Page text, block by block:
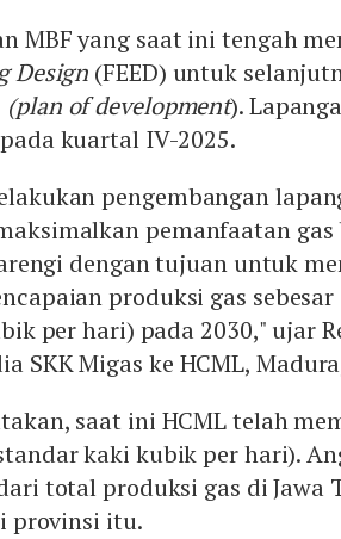
MBF yang saat ini tengah
Design (FEED) untuk
(plan of development).
kuartal IV-2025.
pengembangan
pemanfaatan
dengan tujuan untuk
produksi gas
per hari) pada 2030," ujar
SKK Migas ke HCML,
saat ini HCML telah
kaki kubik per hari).
total produksi gas di Jawa
provinsi itu.